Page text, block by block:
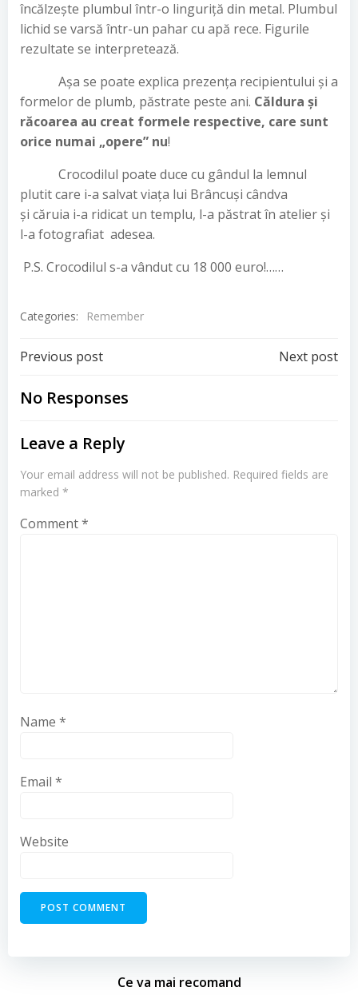
încălzește plumbul într-o linguriță din metal. Plumbul
lichid se varsă într-un pahar cu apă rece. Figurile
rezultate se interpretează.
Așa se poate explica prezența recipientului și a
formelor de plumb, păstrate peste ani. Căldura și
răcoarea au creat formele respective, care sunt
orice numai „opere” nu!
Crocodilul poate duce cu gândul la lemnul
plutit care i-a salvat viața lui Brâncuși cândva
și căruia i-a ridicat un templu, l-a păstrat în atelier și
l-a fotografiat adesea.
P.S. Crocodilul s-a vândut cu 18 000 euro!……
Categories: Remember
Post
navigation
Previous post Next post
No Responses
Leave a Reply
Your email address will not be published. Required fields are
marked *
Comment*
Name *
Email *
Website
Ce va mai recomand